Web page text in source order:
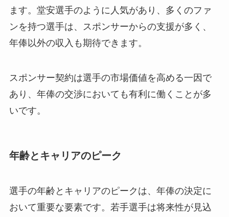
ます。堂安選手のように人気があり、多くのファ
ンを持つ選手は、スポンサーからの支援が多く、
年俸以外の収入も期待できます。
スポンサー契約は選手の市場価値を高める一因で
あり、年俸の交渉においても有利に働くことが多
いです。
年齢とキャリアのピーク
選手の年齢とキャリアのピークは、年俸の決定に
おいて重要な要素です。若手選手は将来性が見込